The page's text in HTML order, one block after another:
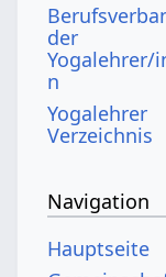
der
Yogalehrer/
n
Yogalehrer
Verzeichnis
Navigation
Hauptseite